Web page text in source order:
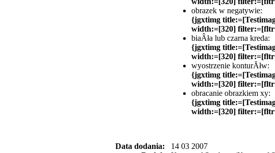
obrazek w negatywie:
{jgxtimg
width:=[320]
biaÂła lub czarna kreda:
{jgxtimg
width:=[320]
wyostrzenie konturĂłw:
{jgxtimg
width:=[320]
obracanie obrazkiem xy:
{jgxtimg
width:=[320]
Data dodania:
14 03 2007